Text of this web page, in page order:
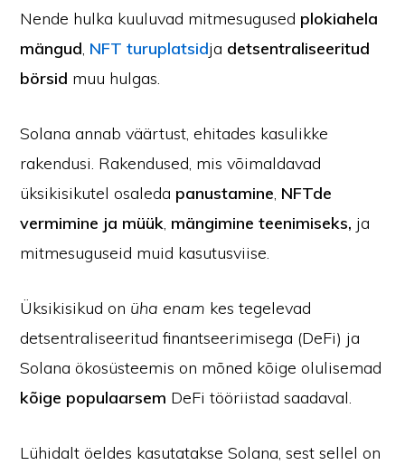
Nende hulka kuuluvad mitmesugused plokiahela
mängud, NFT turuplatsidja detsentraliseeritud
börsid muu hulgas.
Solana annab väärtust, ehitades kasulikke
rakendusi. Rakendused, mis võimaldavad
üksikisikutel osaleda panustamine, NFTde
vermimine ja müük, mängimine teenimiseks, ja
mitmesuguseid muid kasutusviise.
Üksikisikud on üha enam kes tegelevad
detsentraliseeritud finantseerimisega (DeFi) ja
Solana ökosüsteemis on mõned kõige olulisemad
kõige populaarsem DeFi tööriistad saadaval.
Lühidalt öeldes kasutatakse Solana, sest sellel on